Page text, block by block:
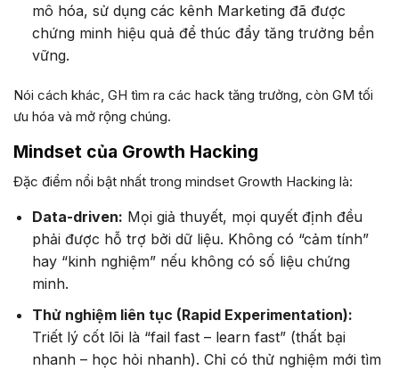
mô hóa, sử dụng các kênh Marketing đã được
chứng minh hiệu quả để thúc đẩy tăng trưởng bền
vững.
Nói cách khác, GH tìm ra các hack tăng trưởng, còn GM tối
ưu hóa và mở rộng chúng.
Mindset của Growth Hacking
Đặc điểm nổi bật nhất trong mindset Growth Hacking là:
Data-driven: Mọi giả thuyết, mọi quyết định đều
phải được hỗ trợ bởi dữ liệu. Không có “cảm tính”
hay “kinh nghiệm” nếu không có số liệu chứng
minh.
Thử nghiệm liên tục (Rapid Experimentation):
Triết lý cốt lõi là “fail fast – learn fast” (thất bại
nhanh – học hỏi nhanh). Chỉ có thử nghiệm mới tìm